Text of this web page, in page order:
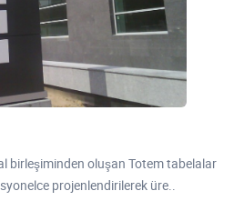
birleşiminden oluşan Totem tabelalar
projenlendirilerek üre..